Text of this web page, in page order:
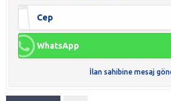
Cep
WhatsApp
İlan sahibine mesaj